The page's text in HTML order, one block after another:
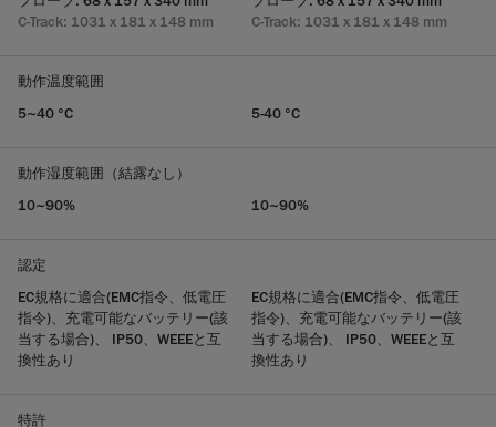
C-Track: 1031 x 181 x 148 mm
C-Track: 1031 x 181 x 148 mm
動作温度範囲
5~40 °C
5-40 °C
動作湿度範囲（結露なし）
10~90%
10~90%
認定
EC規格に適合(EMC指令、低電圧
指令)、充電可能なバッテリー(該
当する場合)、 IP50、WEEEと互
換性あり
EC規格に適合(EMC指令、低電圧
指令)、充電可能なバッテリー(該
当する場合)、 IP50、WEEEと互
換性あり
特許